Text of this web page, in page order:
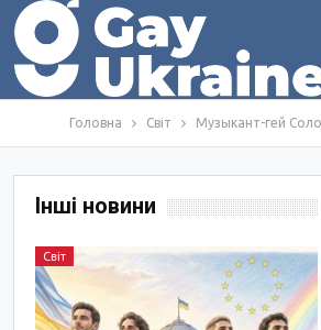
Головна Світ Музыкант-гей
Інші новини
Світ